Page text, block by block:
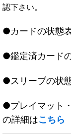
認下さい。
●カードの状態
●鑑定済カード
●スリーブの状
●プレイマット
の詳細はこちら